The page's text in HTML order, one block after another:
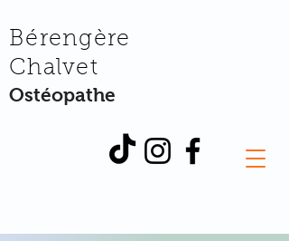
Ostéopathe
Bérengère
Chalvet